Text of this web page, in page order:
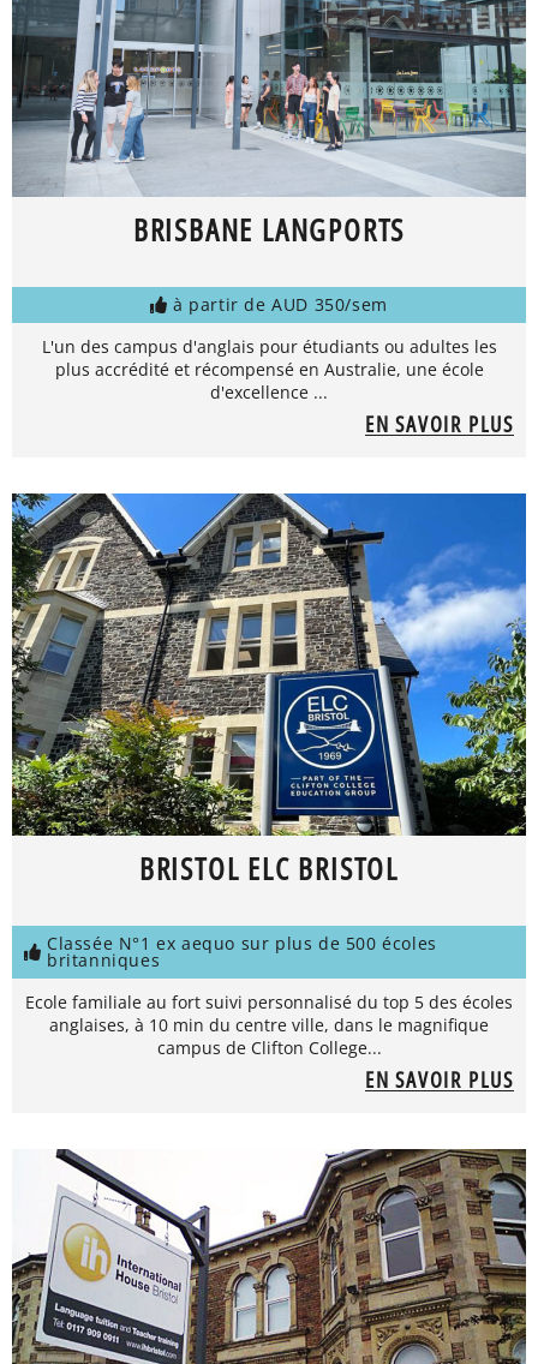
BRISBANE LANGPORTS
à partir de AUD 350/sem
L'un des campus d'anglais pour étudiants ou adultes les
plus accrédité et récompensé en Australie, une école
d'excellence ...
EN SAVOIR PLUS
BRISTOL ELC BRISTOL
Classée N°1 ex aequo sur plus de 500 écoles
britanniques
Ecole familiale au fort suivi personnalisé du top 5 des écoles
anglaises, à 10 min du centre ville, dans le magnifique
campus de Clifton College...
EN SAVOIR PLUS